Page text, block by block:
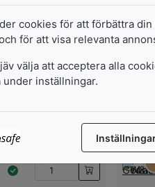
cookies för att förbättra
för att visa relevanta
välja att acceptera alla
inställningar.